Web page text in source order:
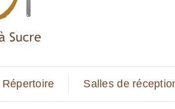
Répertoire Salles de